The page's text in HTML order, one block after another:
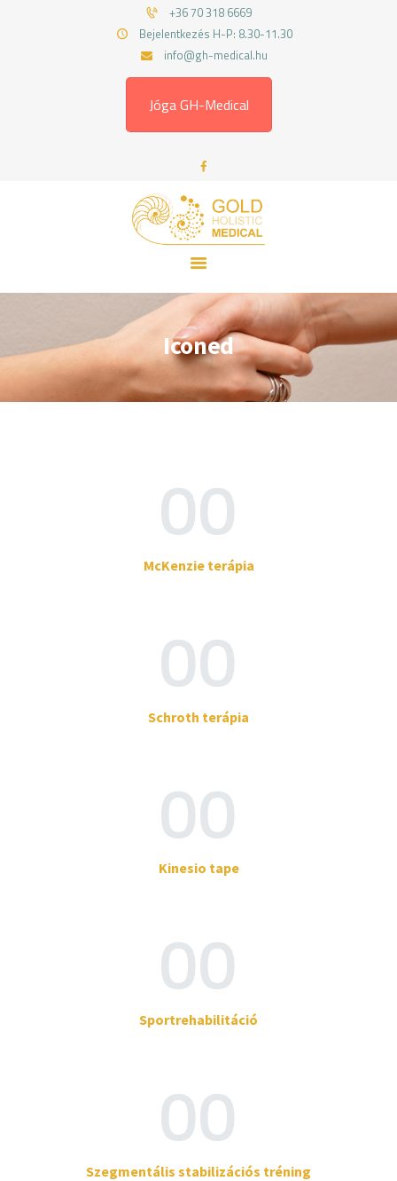
+36 70 318 6669
Bejelentkezés H-P: 8.30-11.30
info@gh-medical.hu
Jóga GH-Medical
Iconed
GOLD HOLISTIC MEDICAL
Gyógytornász, fizioterapeuta
RÓLAM
SZOLGÁLTATÁSOK
MUNKATÁRSAINK
00
McKenzie terápia
00
Schroth terápia
00
Kinesio tape
00
Sportrehabilitáció
00
Szegmentális stabilizációs tréning